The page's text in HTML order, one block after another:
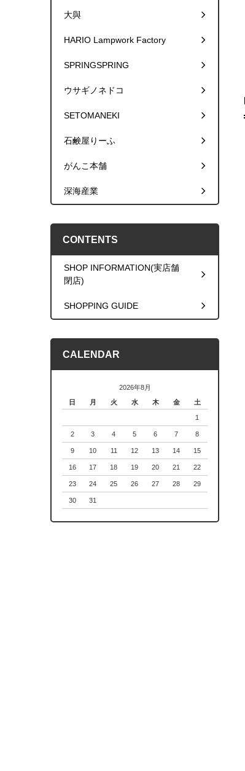
大與
HARIO Lampwork Factory
SPRINGSPRING
ウサギノネドコ
SETOMANEKI
石鹸屋りーふ
がんこ本舗
深海産業
CONTENTS
SHOP INFORMATION(実店舗
閉店)
SHOPPING GUIDE
CALENDAR
2026年8月
日
月 火 水 木 金 土
1
2 3 4 5 6 7 8
9 10 11 12 13 14 15
16 17 18 19 20 21 22
23 24 25 26 27 28 29
30 31